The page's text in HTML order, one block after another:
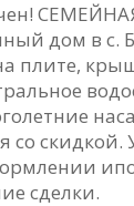
дом в с.
плите,
со
сделки.